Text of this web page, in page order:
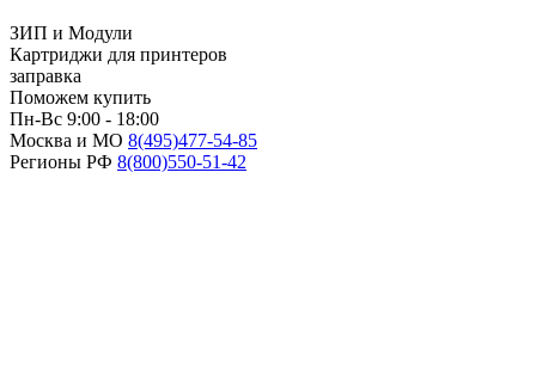
ЗИП и Модули
Картриджи для принтеров
заправка
Поможем купить
Пн-Вс 9:00 - 18:00
Москва и МО 8(495)477-54-85
Регионы РФ 8(800)550-51-42